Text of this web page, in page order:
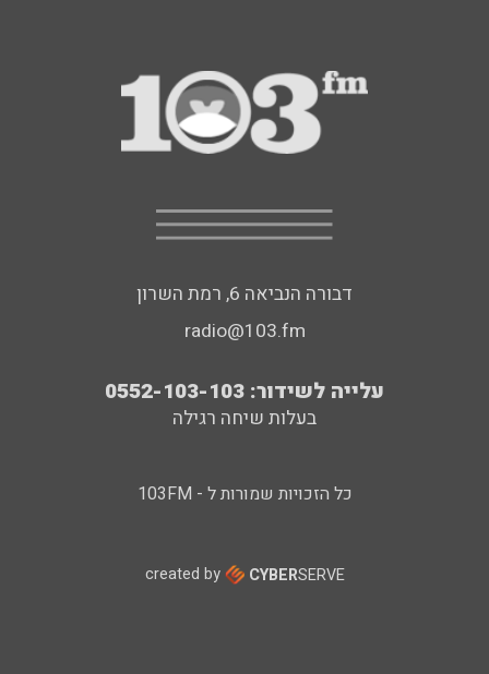
דבורה הנביאה 6, רמת השרון
radio@103.fm
עלייה לשידור: 0552-103-103
בעלות שיחה רגילה
כל הזכויות שמורות ל - 103FM
created by CYBERSERVE